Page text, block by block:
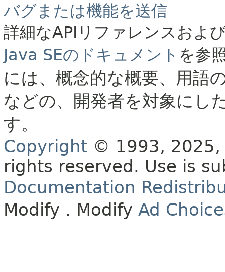
バグまたは機能を送信
詳細なAPIリファレンスおよ
Java SEのドキュメント を参
には、概念的な概要、用語
などの、開発者を対象にし
す。
Copyright © 1993,
rights reserved. Use is
Documentation
Modify . Modify Ad